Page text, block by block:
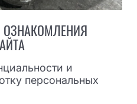
и
персональных